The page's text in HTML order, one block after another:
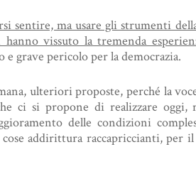
sentire, ma usare gli strumenti
vissuto la tremenda
grave pericolo per la democrazia.
ulteriori proposte, perché la
ci si propone di realizzare
delle condizioni
addirittura raccapriccianti, per